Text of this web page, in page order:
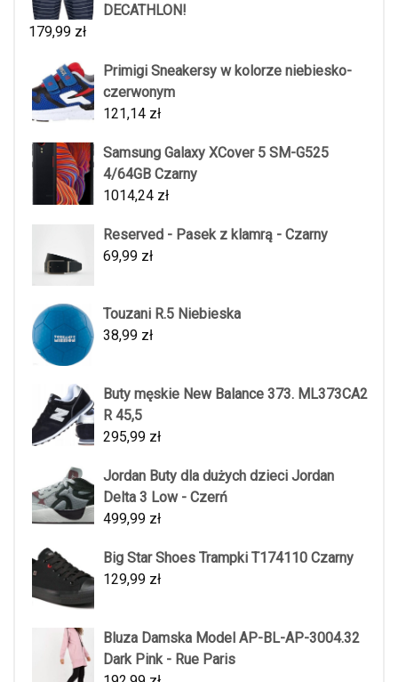
DECATHLON!
179,99 zł
Primigi Sneakersy w kolorze niebiesko-
czerwonym
121,14 zł
Samsung Galaxy XCover 5 SM-G525
4/64GB Czarny
1014,24 zł
Reserved - Pasek z klamrą - Czarny
69,99 zł
Touzani R.5 Niebieska
38,99 zł
Buty męskie New Balance 373. ML373CA2
R 45,5
295,99 zł
Jordan Buty dla dużych dzieci Jordan
Delta 3 Low - Czerń
499,99 zł
Big Star Shoes Trampki T174110 Czarny
129,99 zł
Bluza Damska Model AP-BL-AP-3004.32
Dark Pink - Rue Paris